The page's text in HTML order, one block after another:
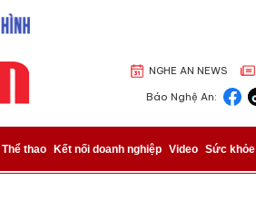
NGHE AN NEWS
Báo Nghệ An:
Thể thao Kết nối doanh nghiệp Video Sức khỏe